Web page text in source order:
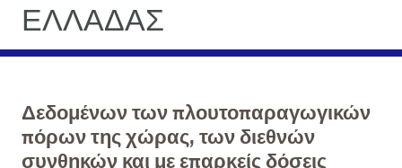
ΕΛΛΑΔΑΣ
Δεδομένων των πλουτοπαραγωγικών
πόρων της χώρας, των διεθνών
συνθηκών και με επαρκείς δόσεις